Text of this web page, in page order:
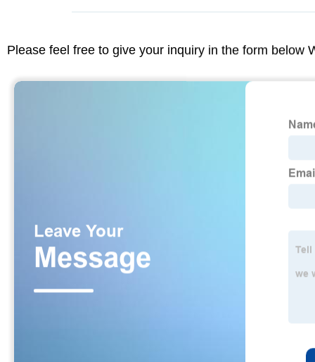
Please feel free to give your inquiry in the form below